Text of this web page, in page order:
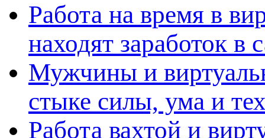
Работа на время в
находят заработок
Мужчины и
стыке силы, ума и
Работа вахтой и